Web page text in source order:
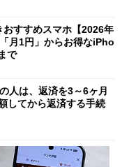
すすめスマホ【2026年
月1円」からお得なiPho
で
人は、返済を3～6ヶ月
してから返済する手続